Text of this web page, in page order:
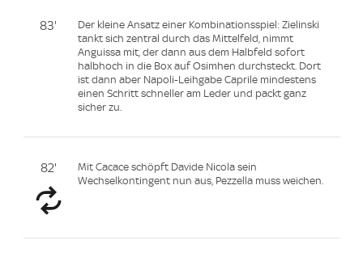
83'
Der kleine Ansatz einer Kombinationsspiel: Zielinski
tankt sich zentral durch das Mittelfeld, nimmt
Anguissa mit, der dann aus dem Halbfeld sofort
halbhoch in die Box auf Osimhen durchsteckt. Dort
ist dann aber Napoli-Leihgabe Caprile mindestens
einen Schritt schneller am Leder und packt ganz
sicher zu.
82'
Mit Cacace schöpft Davide Nicola sein
Wechselkontingent nun aus, Pezzella muss weichen.